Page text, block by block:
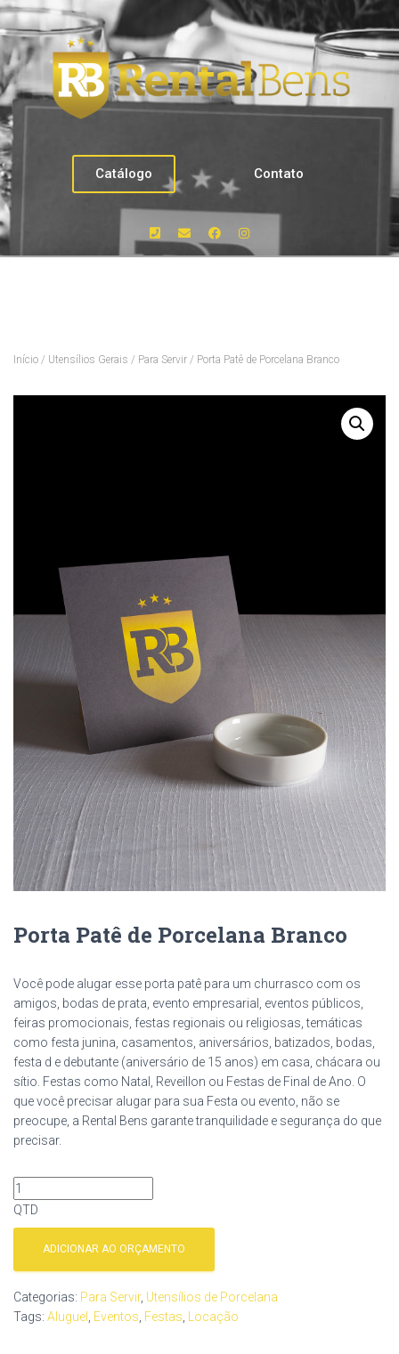
Catálogo Contato
Início / Utensílios Gerais / Para Servir / Porta Patê de Porcelana Branco
Porta Patê de Porcelana Branco
Você pode alugar esse porta patê para um churrasco com os
amigos, bodas de prata, evento empresarial, eventos públicos,
feiras promocionais, festas regionais ou religiosas, temáticas
como festa junina, casamentos, aniversários, batizados, bodas,
festa d e debutante (aniversário de 15 anos) em casa, chácara ou
sítio. Festas como Natal, Reveillon ou Festas de Final de Ano. O
que você precisar alugar para sua Festa ou evento, não se
preocupe, a Rental Bens garante tranquilidade e segurança do que
precisar.
QTD
ADICIONAR AO ORÇAMENTO
Categorias: Para Servir, Utensílios de Porcelana
Tags: Aluguel Eventos Festas Locação